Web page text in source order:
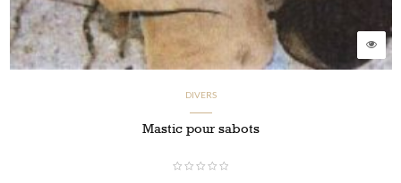
DIVERS
Mastic pour sabots